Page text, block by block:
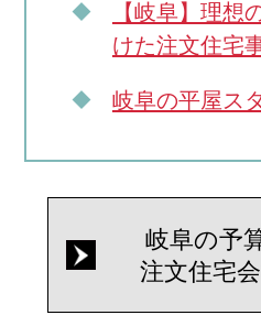
【岐阜】理想
けた注文住宅
岐阜の平屋ス
岐阜の予
注文住宅